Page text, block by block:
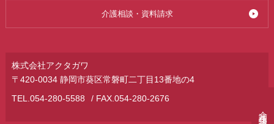
介護相談・資料請求
介護相談・資料請求
株式会社アクタガワ
〒420-0034 静岡市葵区常磐町二丁目13番地の4
TEL. 054-280-5588 / FAX.054-280-2676